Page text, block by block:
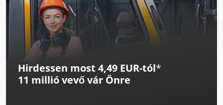
Alzmetall Ax 3/S
Alzmetall Ax 3/Sv
Atlas Copco Lf 3
Auerbach Ax3 Tlf
Axa Vhc 3 - Xts
Hirdessen most 4,49 EUR-tól*
11 millió vevővár Önre